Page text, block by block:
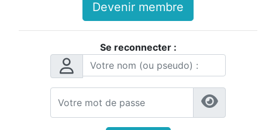
Devenir membre
Se reconnecter :